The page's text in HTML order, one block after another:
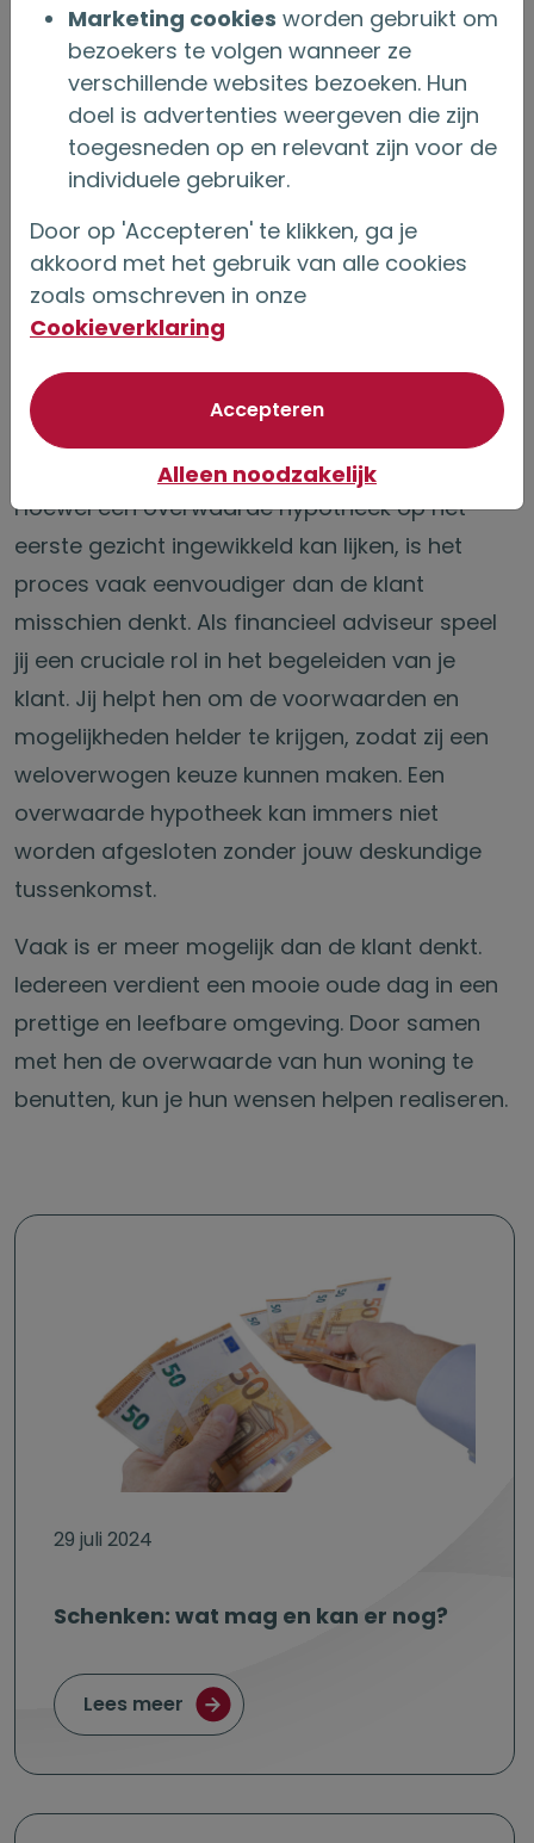
Ik moet mijn huis uit als mijn partner overlijdt
Dit misverstand veroorzaakt onnodige angst,
maar het is ongegrond. Als beide partners
eigenaar zijn van de woning en samen de
lening hebben afgesloten, kan de
langstlevende partner in veel gevallen in de
woning blijven wonen na het overlijden van de
ander. Zorg er als adviseur wel voor dat beide
bescherming te waarborgen.
Het is te complex om af te sluiten
Hoewel een overwaarde hypotheek op het
eerste gezicht ingewikkeld kan lijken, is het
proces vaak eenvoudiger dan de klant
misschien denkt. Als financieel adviseur speel
jij een cruciale rol in het begeleiden van je
klant. Jij helpt hen om de voorwaarden en
mogelijkheden helder te krijgen, zodat zij een
weloverwogen keuze kunnen maken. Een
overwaarde hypotheek kan immers niet
worden afgesloten zonder jouw deskundige
tussenkomst.
Vaak is er meer mogelijk dan de klant denkt.
Iedereen verdient een mooie oude dag in een
prettige en leefbare omgeving. Door samen
met hen de overwaarde van hun woning te
benutten, kun je hun wensen helpen realiseren.
29 juli 2024
Schenken: wat mag en kan er nog?
Lees meer over Schenken: wat mag en kan er
Marketing cookies worden gebruikt om
bezoekers te volgen wanneer ze
verschillende websites bezoeken. Hun
doel is advertenties weergeven die zijn
toegesneden op en relevant zijn voor de
individuele gebruiker.
Door op 'Accepteren' te klikken, ga je
akkoord met het gebruik van alle cookies
zoals omschreven in onze
Cookieverklaring
Accepterenvan optionele
Alleen noodzakelijk